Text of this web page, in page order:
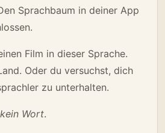
Sprachbaum in deiner App
Film in dieser Sprache.
Oder du versuchst, dich
zu unterhalten.
kein Wort.